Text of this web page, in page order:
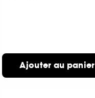
Ajouter au panier